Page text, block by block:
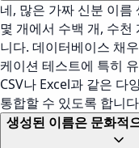
네, 많은 가짜 신분 이
몇 개에서 수백 개, 수
니다. 데이터베이스 채
케이션 테스트에 특히
CSV나 Excel과 같은 다
통합할 수 있도록 합니
생성된 이름은 문화적